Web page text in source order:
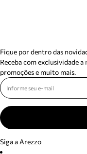
Fique por dentro das
Receba com exclusividade
promoções e muito mais.
Siga a Arezzo